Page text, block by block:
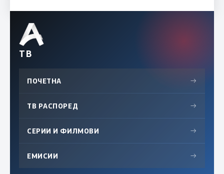
ТВ
ПОЧЕТНА →
ТВ РАСПОРЕД →
СЕРИИ И ФИЛМОВИ →
ЕМИСИИ →